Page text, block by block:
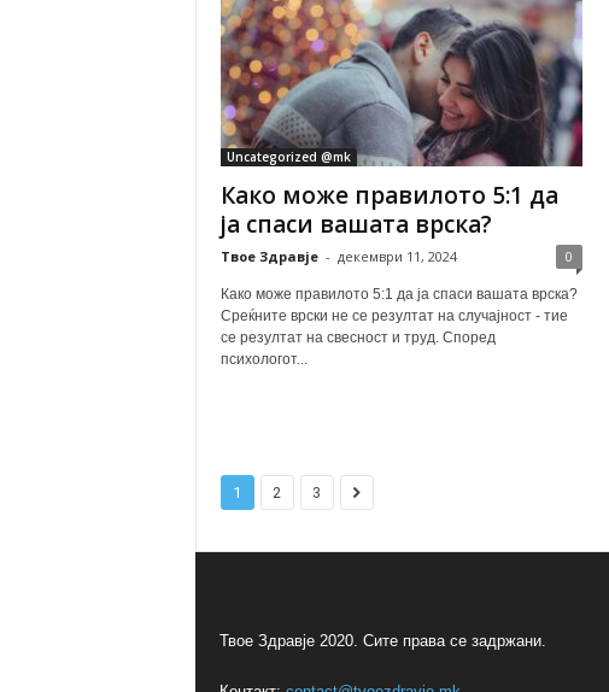
Uncategorized @mk
Како може правилото 5:1 да
ја спаси вашата врска?
Твое Здравје - декември 11, 2024 0
Како може правилото 5:1 да ја спаси вашата врска?
Среќните врски не се резултат на случајност - тие
се резултат на свесност и труд. Според
психологот...
1 2 3
Твое Здравје 2020. Сите права се задржани.